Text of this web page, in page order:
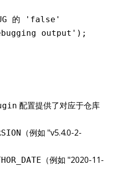
的 'false'
output' );
配置提供了对应于仓库
（例如 "v5.4.0-2-
（例如 "2020-11-